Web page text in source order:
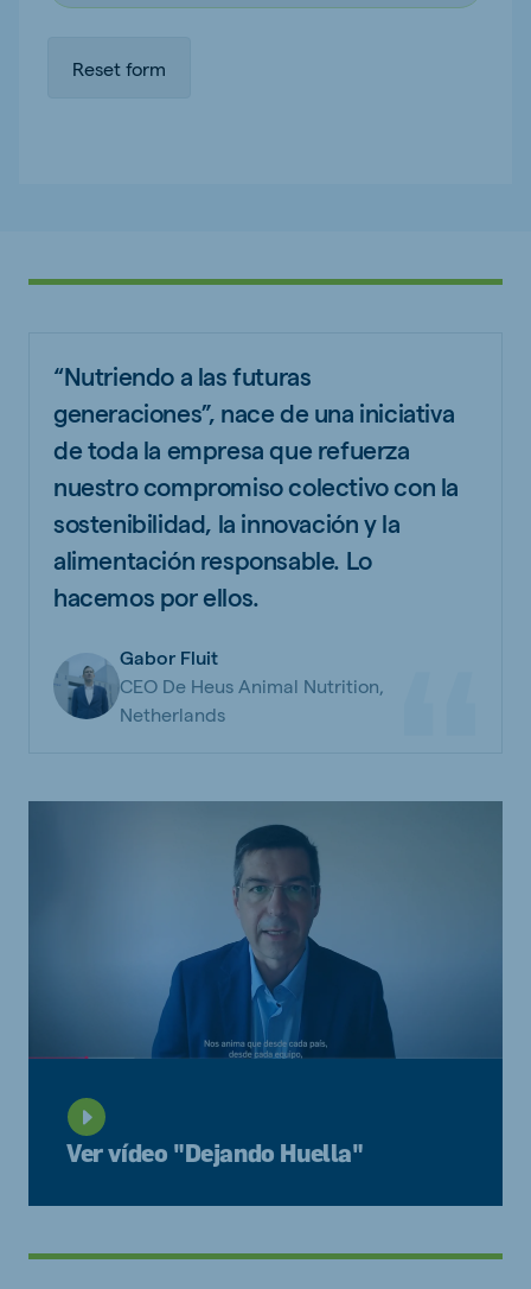
“Nutriendo a las futuras
generaciones”, nace de una iniciativa
de toda la empresa que refuerza
nuestro compromiso colectivo con la
sostenibilidad, la innovación y la
alimentación responsable. Lo
hacemos por ellos.
Gabor Fluit
CEO De Heus Animal Nutrition,
Netherlands
Ver vídeo "Dejando Huella"